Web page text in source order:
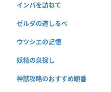
インパを訪ねて
ゼルダの道しるべ
ウツシエの記憶
妖精の泉探し
神獣攻略のおすすめ順番